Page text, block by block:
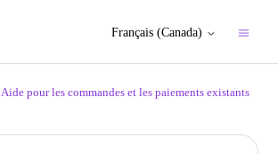
Français (Canada)
Aide pour les commandes et les paiements existants